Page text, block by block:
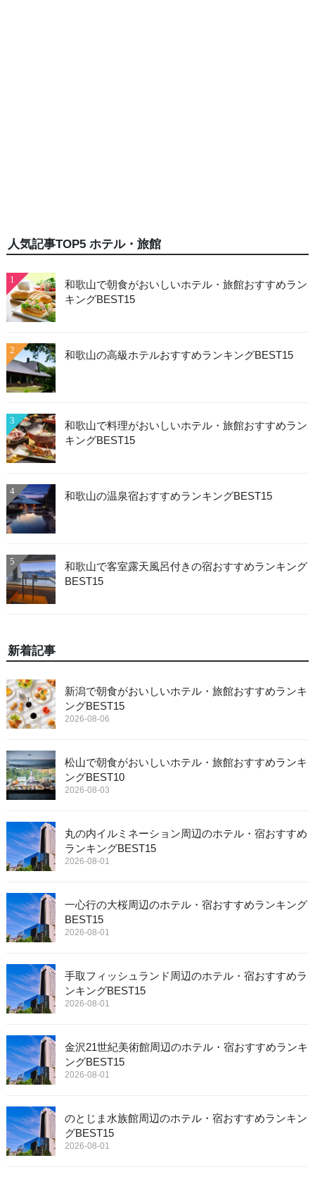
人気記事TOP5 ホテル・旅館
1
和歌山で朝食がおいしいホテル・旅館おすすめラン
キングBEST15
2 和歌山の高級ホテルおすすめランキングBEST15
3
和歌山で料理がおいしいホテル・旅館おすすめラン
キングBEST15
4 和歌山の温泉宿おすすめランキングBEST15
5
和歌山で客室露天風呂付きの宿おすすめランキング
BEST15
新着記事
新潟で朝食がおいしいホテル・旅館おすすめランキ
ングBEST15
2026-08-06
松山で朝食がおいしいホテル・旅館おすすめランキ
ングBEST10
2026-08-03
丸の内イルミネーション周辺のホテル・宿おすすめ
ランキングBEST15
2026-08-01
一心行の大桜周辺のホテル・宿おすすめランキング
BEST15
2026-08-01
手取フィッシュランド周辺のホテル・宿おすすめラ
ンキングBEST15
2026-08-01
金沢21世紀美術館周辺のホテル・宿おすすめランキ
ングBEST15
2026-08-01
のとじま水族館周辺のホテル・宿おすすめランキン
グBEST15
2026-08-01